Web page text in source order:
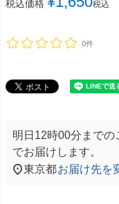
税込価格 税込
0件
明日 12時00分 までの
でお届けします。
東京都お届け先を